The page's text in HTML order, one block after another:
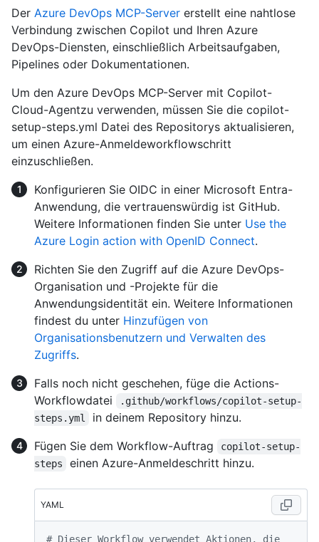
Der Azure DevOps MCP-Server erstellt eine nahtlose
Verbindung zwischen Copilot und Ihren Azure
DevOps-Diensten, einschließlich Arbeitsaufgaben,
Pipelines oder Dokumentationen.
Um den Azure DevOps MCP-Server mit Copilot-
Cloud-Agentzu verwenden, müssen Sie die copilot-
setup-steps.yml Datei des Repositorys aktualisieren,
um einen Azure-Anmeldeworkflowschritt
einzuschließen.
Konfigurieren Sie OIDC in einer Microsoft Entra-
Anwendung, die vertrauenswürdig ist GitHub.
Weitere Informationen finden Sie unter Use the
Azure Login action with OpenID Connect.
Richten Sie den Zugriff auf die Azure DevOps-
Organisation und -Projekte für die
Anwendungsidentität ein. Weitere Informationen
findest du unter Hinzufügen von
Organisationsbenutzern und Verwalten des
Zugriffs.
Falls noch nicht geschehen, füge die Actions-
Workflowdatei
.github/workflows/copilot-setup-
steps.yml
in deinem Repository hinzu.
Fügen Sie dem Workflow-Auftrag
copilot-setup-
steps
einen Azure-Anmeldeschritt hinzu.
YAML
# Dieser Workflow verwendet Aktionen, die